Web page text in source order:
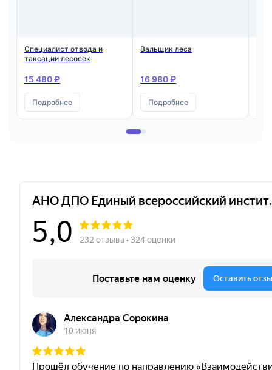
Специалист отвода и
таксации лесосек
15 480 ₽
Подробнее
Вальщик леса
16 980 ₽
Подробнее